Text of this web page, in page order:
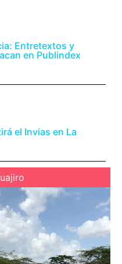
Entretextos y
en Publindex
el Invias en La